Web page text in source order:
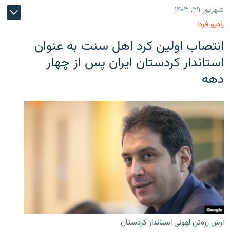
شهریور ۲۹, ۱۴۰۳
رادیو فردا
انتصاب اولین کرد اهل سنت به عنوان
استاندار کردستان ایران پس از چهار
دهه
آرش زره‌تن لهونی استاندار کردستان